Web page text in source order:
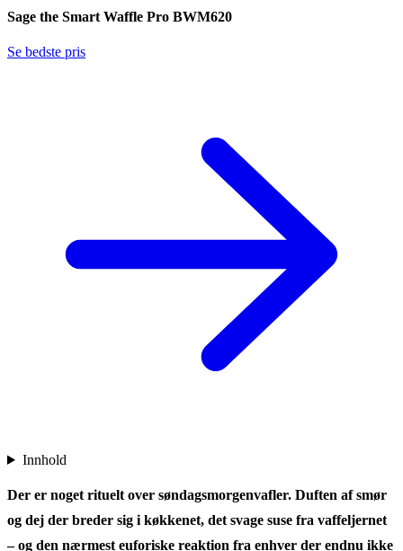
Sage the Smart Waffle Pro BWM620
Se bedste pris
Innhold
Der er noget rituelt over søndagsmorgenvafler. Duften af smør
og dej der breder sig i køkkenet, det svage suse fra vaffeljernet
– og den nærmest euforiske reaktion fra enhver der endnu ikke